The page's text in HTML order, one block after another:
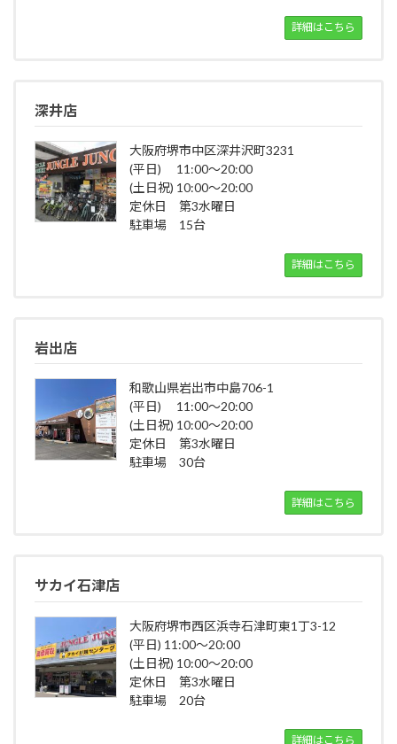
詳細はこちら
深井店
大阪府堺市中区深井沢町3231
(平日) 11:00～20:00
(土日祝) 10:00～20:00
定休日 第3水曜日
駐車場 15台
詳細はこちら
岩出店
和歌山県岩出市中島706-1
(平日) 11:00～20:00
(土日祝) 10:00～20:00
定休日 第3水曜日
駐車場 30台
詳細はこちら
サカイ石津店
大阪府堺市西区浜寺石津町東1丁3-12
(平日) 11:00～20:00
(土日祝) 10:00～20:00
定休日 第3水曜日
駐車場 20台
詳細はこちら